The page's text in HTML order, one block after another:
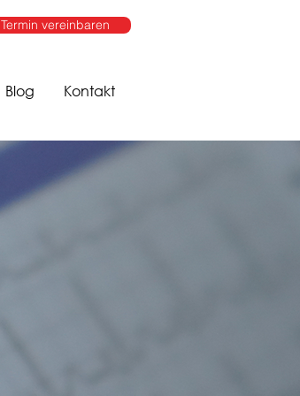
Termin vereinbaren
Blog Kontakt